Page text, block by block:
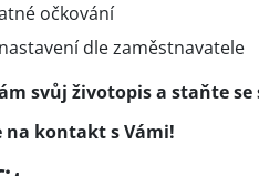
očkování
dle zaměstnavatele
svůj životopis a staňte
na kontakt s Vámi!